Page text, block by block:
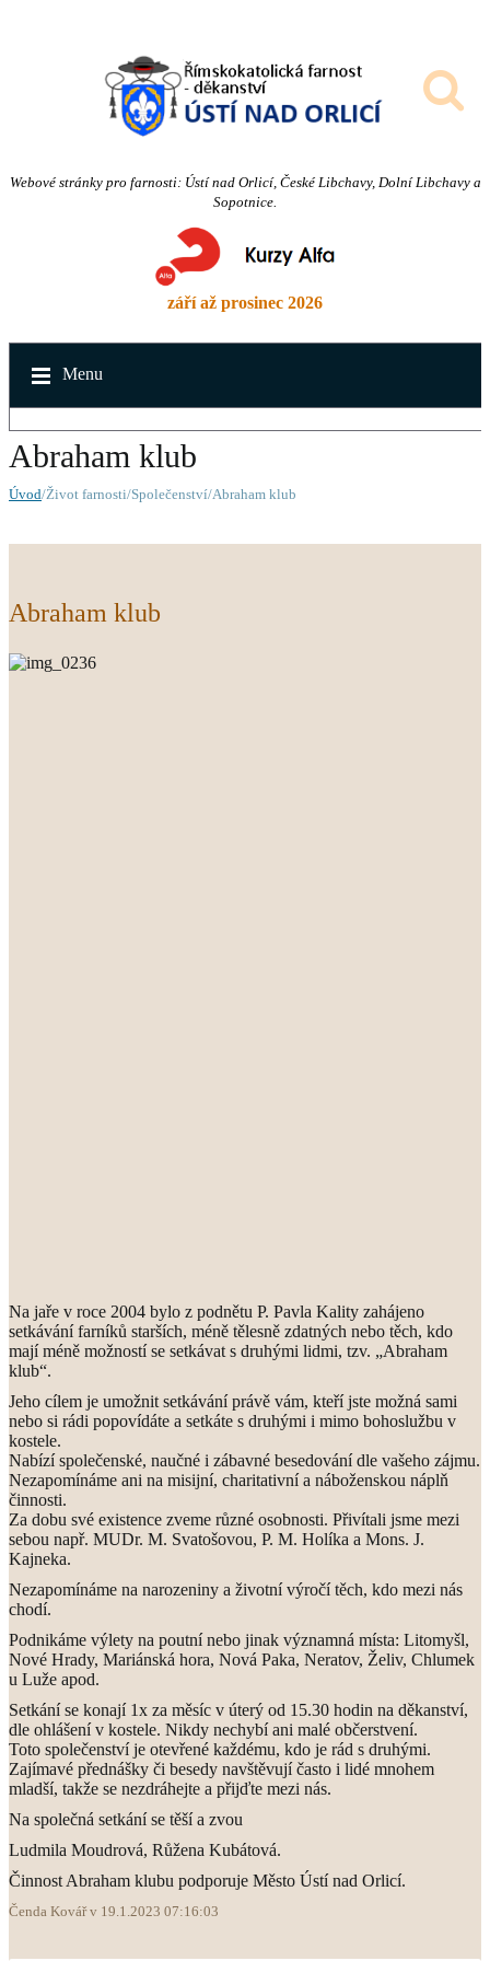
Webové stránky pro farnosti: Ústí nad Orlicí, České Libchavy, Dolní Libchavy a
Sopotnice.
září až prosinec 2026
Menu
Abraham klub
Úvod/Život farnosti/Společenství/Abraham klub
Abraham klub
Na jaře v roce 2004 bylo z podnětu P. Pavla Kality zahájeno
setkávání farníků starších, méně tělesně zdatných nebo těch, kdo
mají méně možností se setkávat s druhými lidmi, tzv. „Abraham
klub“.
Jeho cílem je umožnit setkávání právě vám, kteří jste možná sami
nebo si rádi popovídáte a setkáte s druhými i mimo bohoslužbu v
kostele.
Nabízí společenské, naučné i zábavné besedování dle vašeho zájmu.
Nezapomínáme ani na misijní, charitativní a náboženskou náplň
činnosti.
Za dobu své existence zveme různé osobnosti. Přivítali jsme mezi
sebou např. MUDr. M. Svatošovou, P. M. Holíka a Mons. J.
Kajneka.
Nezapomínáme na narozeniny a životní výročí těch, kdo mezi nás
chodí.
Podnikáme výlety na poutní nebo jinak významná místa: Litomyšl,
Nové Hrady, Mariánská hora, Nová Paka, Neratov, Želiv, Chlumek
u Luže apod.
Setkání se konají 1x za měsíc v úterý od 15.30 hodin na děkanství,
dle ohlášení v kostele. Nikdy nechybí ani malé občerstvení.
Toto společenství je otevřené každému, kdo je rád s druhými.
Zajímavé přednášky či besedy navštěvují často i lidé mnohem
mladší, takže se nezdráhejte a přijďte mezi nás.
Na společná setkání se těší a zvou
Ludmila Moudrová, Růžena Kubátová.
Činnost Abraham klubu podporuje Město Ústí nad Orlicí.
Čenda Kovář v 19.1.2023 07:16:03